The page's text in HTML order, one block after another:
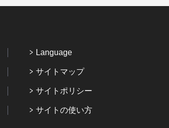
Language
サイトマップ
サイトポリシー
サイトの使い方